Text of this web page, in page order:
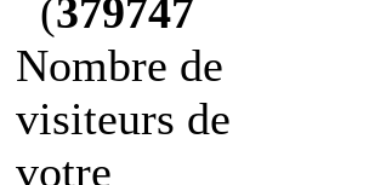
(379747
Nombre de
visiteurs de
votre